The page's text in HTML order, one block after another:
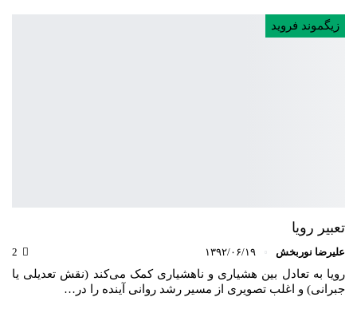
زیگموند فروید
تعبیر رویا
علیرضا نوربخش ۱۳۹۲/۰۶/۱۹
رویا به تعادل بین هشیاری و ناهشیاری کمک می‌کند (نقش تعدیلی یا
جبرانی) و اغلب تصویری از مسیر رشد روانی آینده را در…